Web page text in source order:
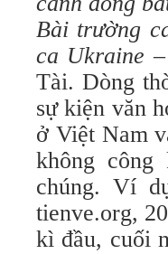
Bài trường
ca Ukraine
Tài. Dòng
sự kiện văn
ở Việt Nam
không công
chúng. Ví
tienve.org,
kì đầu, cuối